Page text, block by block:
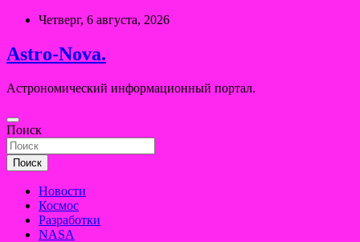
Перейти
содержимому
Четверг, 6 августа, 2026
Astro-Nova.
Астрономический информационный портал.
Поиск
Поиск
Новости
Космос
Разработки
NASA